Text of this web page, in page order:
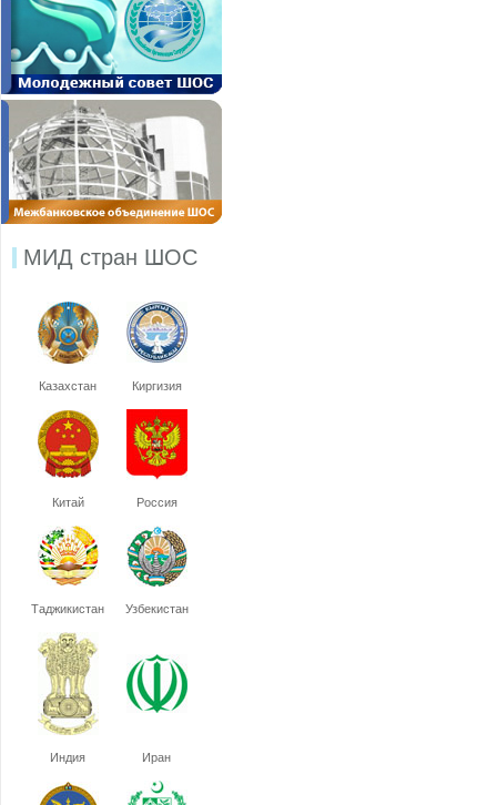
МИД стран ШОС
Казахстан Киргизия
Китай Россия
Таджикистан Узбекистан
Индия Иран